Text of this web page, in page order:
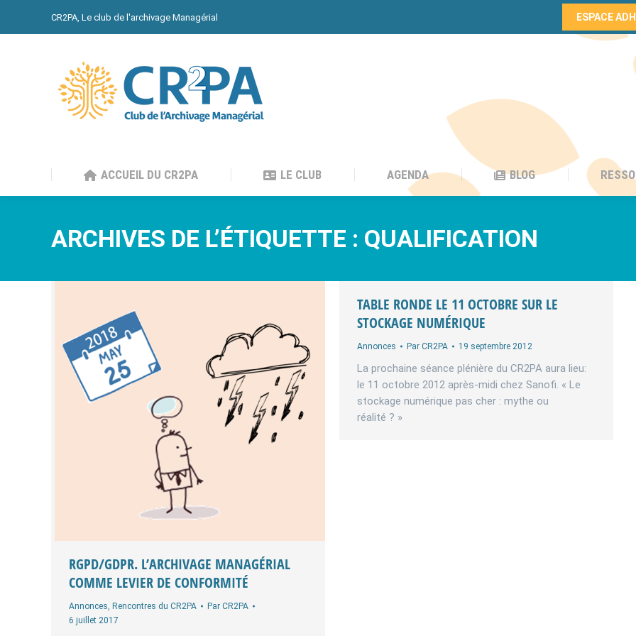
CR2PA, Le club de l'archivage Managérial ESPACE
ACCUEIL DU CR2PA LE CLUB AGENDA BLOG
ARCHIVES DE L’ÉTIQUETTE : QUALIFICATION
RGPD/GDPR. L’ARCHIVAGE MANAGÉRIAL
COMME LEVIER DE CONFORMITÉ
Annonces, Rencontres du CR2PA Par CR2PA
6 juillet 2017
TABLE RONDE LE 11 OCTOBRE SUR LE
STOCKAGE NUMÉRIQUE
Annonces Par CR2PA 19 septembre 2012
La prochaine séance plénière du CR2PA aura lieu:
le 11 octobre 2012 après-midi chez Sanofi. « Le
stockage numérique pas cher : mythe ou
réalité ? »
ACCUEIL DU CR2PA